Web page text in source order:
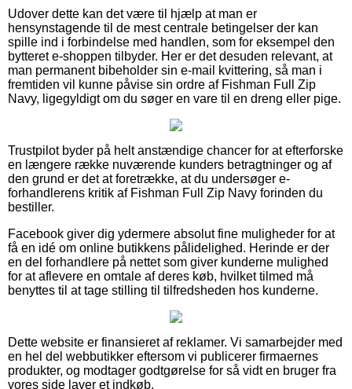
Udover dette kan det være til hjælp at man er
hensynstagende til de mest centrale betingelser der kan
spille ind i forbindelse med handlen, som for eksempel den
bytteret e-shoppen tilbyder. Her er det desuden relevant, at
man permanent bibeholder sin e-mail kvittering, så man i
fremtiden vil kunne påvise sin ordre af Fishman Full Zip
Navy, ligegyldigt om du søger en vare til en dreng eller pige.
Trustpilot byder på helt anstændige chancer for at efterforske
en længere række nuværende kunders betragtninger og af
den grund er det at foretrække, at du undersøger e-
forhandlerens kritik af Fishman Full Zip Navy forinden du
bestiller.
Facebook giver dig ydermere absolut fine muligheder for at
få en idé om online butikkens pålidelighed. Herinde er der
en del forhandlere på nettet som giver kunderne mulighed
for at aflevere en omtale af deres køb, hvilket tilmed må
benyttes til at tage stilling til tilfredsheden hos kunderne.
Dette website er finansieret af reklamer. Vi samarbejder med
en hel del webbutikker eftersom vi publicerer firmaernes
produkter, og modtager godtgørelse for så vidt en bruger fra
vores side laver et indkøb.